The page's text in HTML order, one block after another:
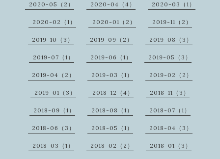
2020-05（2） 2020-04（4） 2020-03（1）
2020-02（1） 2020-01（2） 2019-11（2）
2019-10（3） 2019-09（2） 2019-08（3）
2019-07（1） 2019-06（1） 2019-05（3）
2019-04（2） 2019-03（1） 2019-02（2）
2019-01（3） 2018-12（4） 2018-11（3）
2018-09（1） 2018-08（1） 2018-07（1）
2018-06（3） 2018-05（1） 2018-04（3）
2018-03（1） 2018-02（2） 2018-01（3）